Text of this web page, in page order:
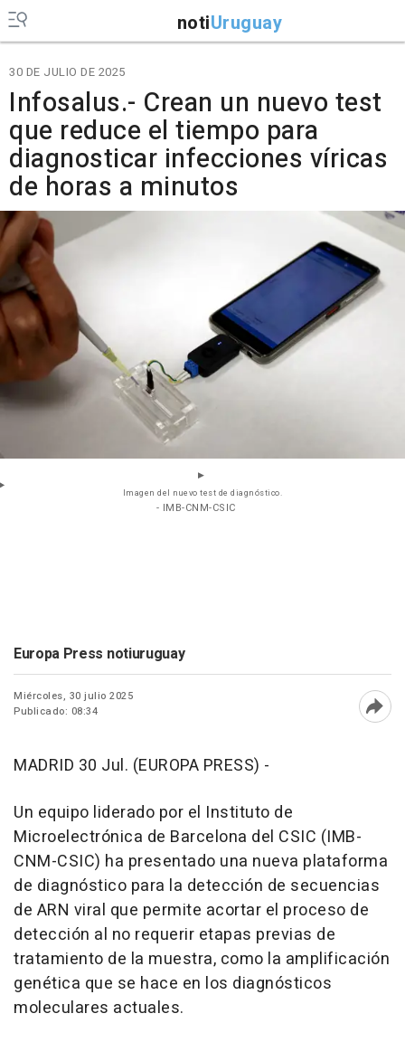
notiUruguay
30 DE JULIO DE 2025
Infosalus.- Crean un nuevo test
que reduce el tiempo para
diagnosticar infecciones víricas
de horas a minutos
Imagen del nuevo test de diagnóstico.
- IMB-CNM-CSIC
Europa Press notiuruguay
Miércoles, 30 julio 2025
Publicado: 08:34
MADRID 30 Jul. (EUROPA PRESS) -
Un equipo liderado por el Instituto de
Microelectrónica de Barcelona del CSIC (IMB-
CNM-CSIC) ha presentado una nueva plataforma
de diagnóstico para la detección de secuencias
de ARN viral que permite acortar el proceso de
detección al no requerir etapas previas de
tratamiento de la muestra, como la amplificación
genética que se hace en los diagnósticos
moleculares actuales.